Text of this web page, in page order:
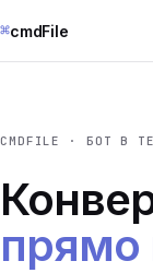
⌘cmdFile
CMDFILE · БОТ В
прямо